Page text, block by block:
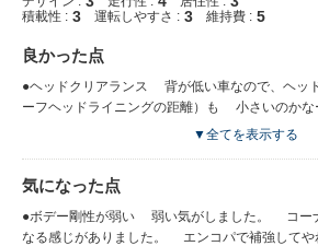
積載性 : 3 運転しやすさ : 3 維持費 : 5
良かった点
●ヘッドクリアランス 背が低い車なので、ヘッ
ーフヘッドライニングの距離）も 小さいのかな
が、 十分確保してあって、圧迫感はなかった
の余裕は小さいけど。 ●内外装意匠 デザインの好き嫌いは個人によって
ぜんぜん違うことは承知してますが、 わたし
きです。 最近はウインドスクリーンガラスを
▼全てを表示する
気になった点
●ボデー剛性が弱い 弱い気がしました。 コー
なる感じがありました。 エンコパで補強してや